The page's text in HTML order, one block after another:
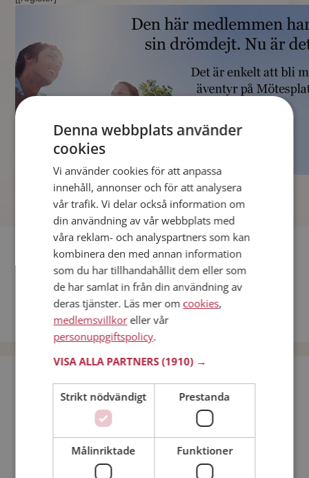
Fler singlar
Andra singlar från Stockholm
Dejta män i Sverige
Dejta kvinnor i Sverige
Bli medlem utan kostnad!
Kvinna
Min ålder:
Denna webbplats använder
cookies
Vi använder cookies för att anpassa
innehåll, annonser och för att analysera
vår trafik. Vi delar också information om
din användning av vår webbplats med
våra reklam- och analyspartners som kan
kombinera den med annan information
som du har tillhandahållit dem eller som
de har samlat in från din användning av
deras tjänster. Läs mer om cookies,
medlemsvillkoreller vår
personuppgiftspolicy.
VISA ALLA PARTNERS(1910) →
Strikt nödvändigt Prestanda
Målinriktade Funktioner